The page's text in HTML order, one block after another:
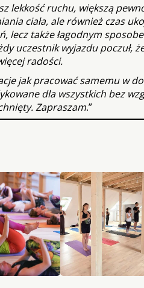
lekkość ruchu, większą
ciała, ale również czas
lecz także łagodnym
uczestnik wyjazdu poczuł,
radości.
jak pracować samemu w
dla wszystkich bez
Zapraszam.”